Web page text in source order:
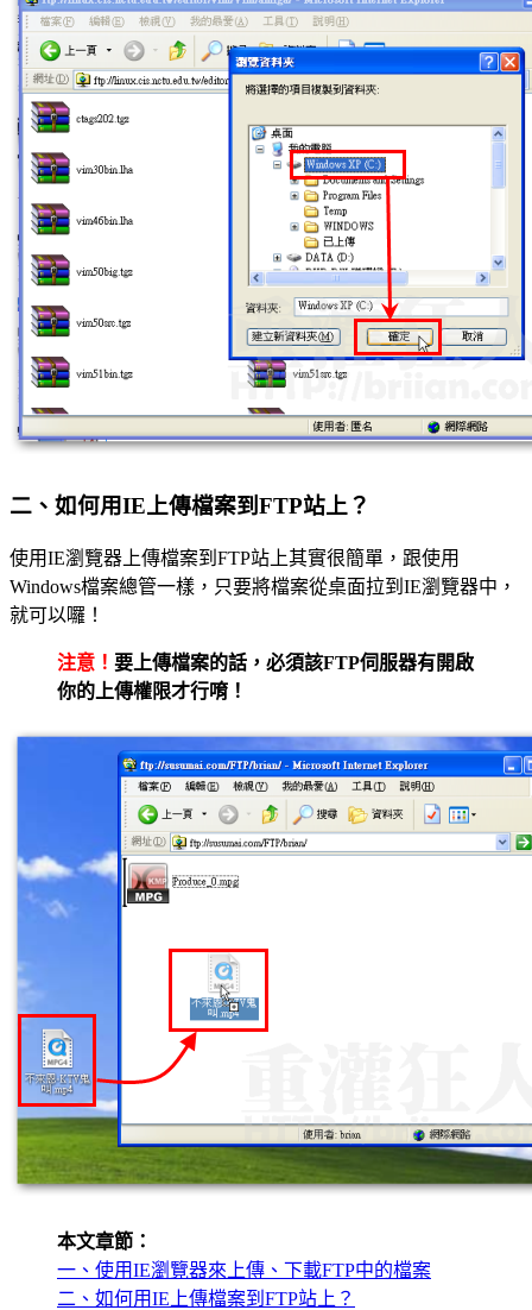
二、如何用IE上傳檔案到FTP站上？
使用IE瀏覽器上傳檔案到FTP站上其實很簡單，跟使用
Windows檔案總管一樣，只要將檔案從桌面拉到IE瀏覽器中，
就可以囉！
注意！ 要上傳檔案的話，必須該FTP伺服器有開啟
你的上傳權限才行唷！
本文章節：
一、使用IE瀏覽器來上傳、下載FTP中的檔案
二、如何用IE上傳檔案到FTP站上？